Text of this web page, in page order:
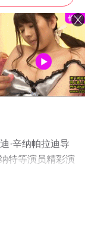
·辛纳帕拉迪导
特等演员精彩演
集），手机免
剧情网等平台